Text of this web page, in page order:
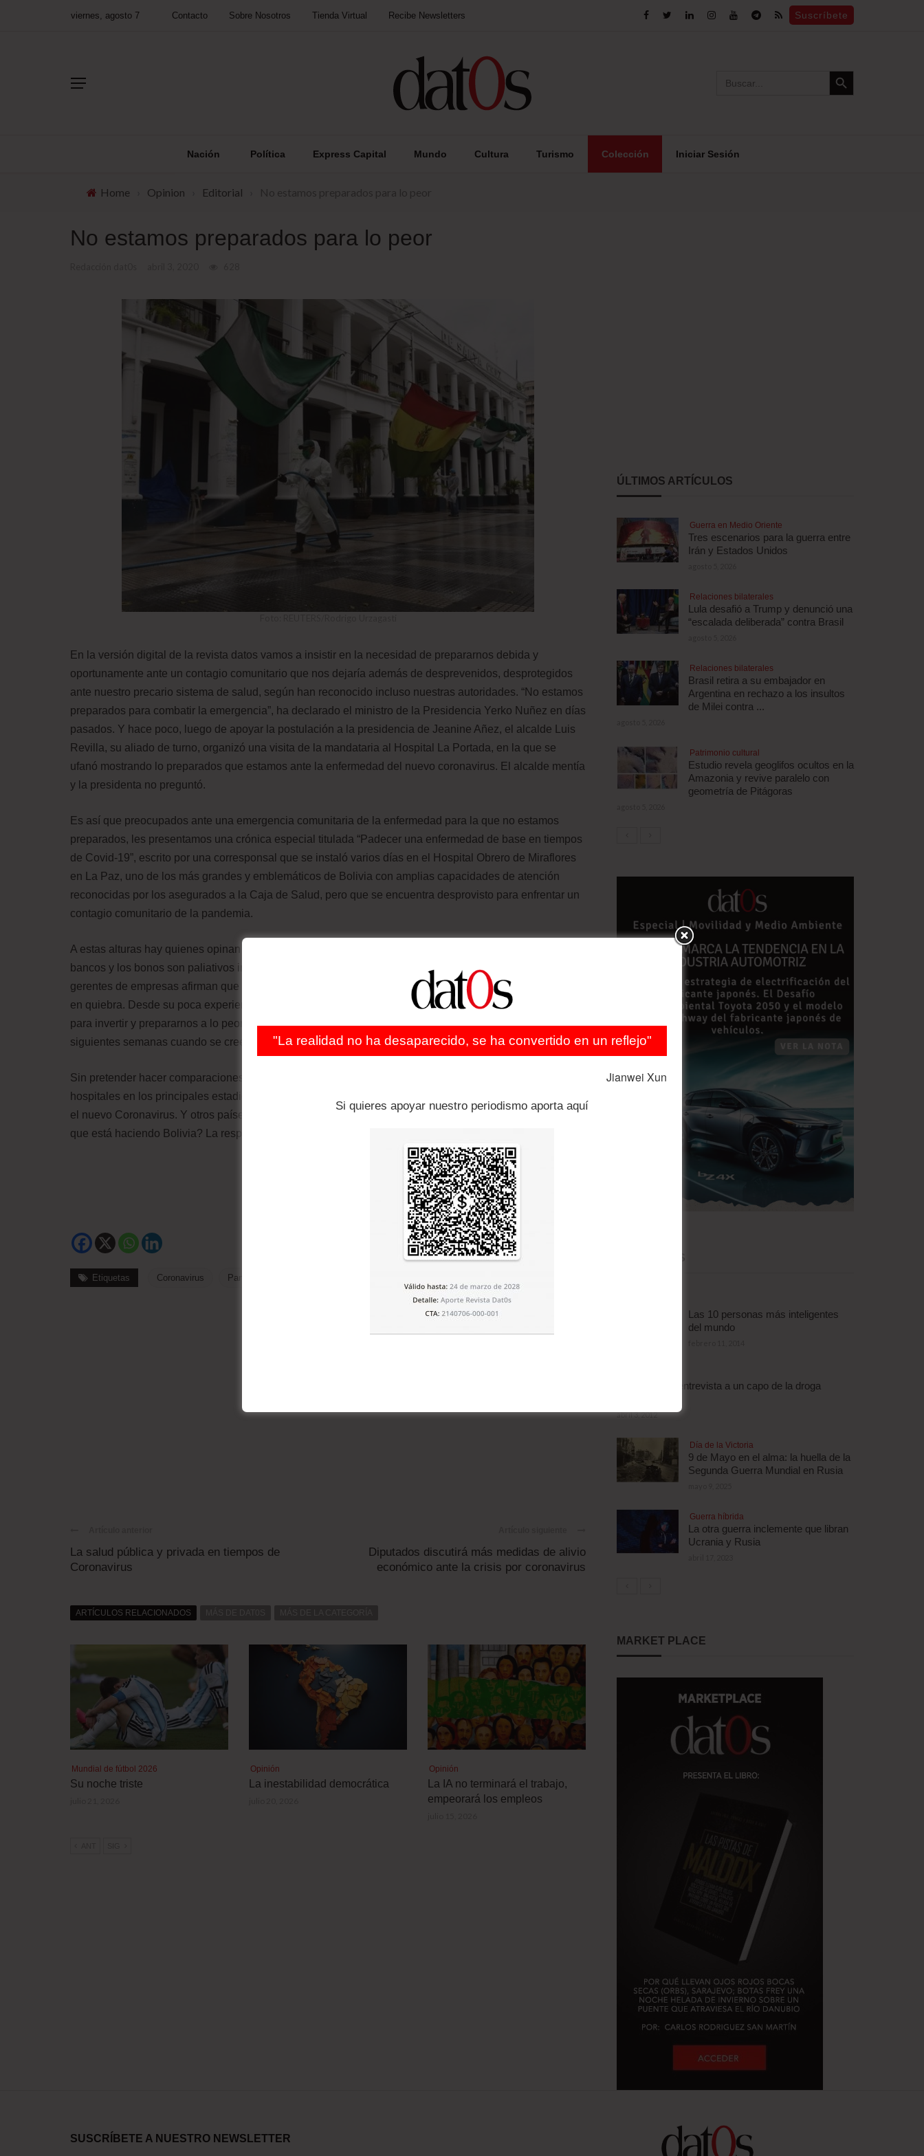
viernes, agosto 7 Contacto Sobre Nosotros Tienda Virtual Recibe Newsletters Suscríbete
for:
Search Button
Nación Política Express Capital Mundo Cultura Turismo Colección Iniciar Sesión
Home Opinion Editorial
No estamos preparados para lo peor
En la versión digital de la revista datos vamos a insistir en la necesidad de prepararnos debida y
oportunamente ante un contagio comunitario que nos dejaría además de desprevenidos, desprotegidos
ante nuestro precario sistema de salud, según han reconocido incluso nuestras autoridades. “No estamos
preparados para combatir la emergencia”, ha declarado el ministro de la Presidencia Yerko Nuñez en días
pasados. Y hace poco, luego de apoyar la postulación a la presidencia de Jeanine Añez, el alcalde Luis
Revilla, su aliado de turno, organizó una visita de la mandataria al Hospital La Portada, en la que se
ufanó mostrando lo preparados que estamos ante la enfermedad del nuevo coronavirus. El alcalde mentía
y la presidenta no preguntó.
Es así que preocupados ante una emergencia comunitaria de la enfermedad para la que no estamos
preparados, les presentamos una crónica especial titulada “Padecer una enfermedad de base en tiempos
de Covid-19”, escrito por una corresponsal que se instaló varios días en el Hospital Obrero de Miraflores
en La Paz, uno de los más grandes y emblemáticos de Bolivia con amplias capacidades de atención
reconocidas por los asegurados a la Caja de Salud, pero que se encuentra desprovisto para enfrentar un
contagio comunitario de la pandemia.
A estas alturas hay quienes opinan que las medidas económicas como la postergación de pagos a los
bancos y los bonos son paliativos insuficientes. Jóvenes con los que conversó dat0s en posición de
gerentes de empresas afirman que de prorrogarse la cuarentena después del 15 de abril, el país entrará
en quiebra. Desde su poca experiencia en el Estado, recomiendan al Gobierno hacer todos los esfuerzos
para invertir y prepararnos a lo peor con hospitales y centros que puedan hacer frente al COVID 19 en las
siguientes semanas cuando se cree que se alcanzará el pico.
Sin pretender hacer comparaciones por la dimensión de cada país, en Brasil sin ir lejos, se han montado
hospitales en los principales estadios, léase Maracaná y otros como medidas preventivas para combatir
el nuevo Coronavirus. Y otros países están preparando contra el tiempo similares medidas ¿Qué es lo
que está haciendo Bolivia? La respuesta en la crónica recomendada a nuestros internautas.
Etiquetas Coronavirus Pandemia
La salud pública y privada en tiempos de
Coronavirus
Diputados discutirá más medidas de alivio
económico ante la crisis por coronavirus
ARTÍCULOS RELACIONADOS
Mundial de fútbol 2026
Su noche triste
Opinión
La inestabilidad democrática
Opinión
La IA no terminará el trabajo,
empeorará los empleos
ÚLTIMOS ARTÍCULOS
Guerra en Medio Oriente
Tres escenarios para la guerra entre
Irán y Estados Unidos
Relaciones bilaterales
Lula desafió a Trump y denunció una
“escalada deliberada” contra Brasil
Relaciones bilaterales
Brasil retira a su embajador en
Argentina en rechazo a los insultos
de Milei contra ...
Patrimonio cultural
Estudio revela geoglifos ocultos en la
Amazonia y revive paralelo con
geometría de Pitágoras
Las 10 personas más inteligentes
del mundo
Escalofriante entrevista a un capo de la droga
abril 3, 2012
Día de la Victoria
9 de Mayo en el alma: la huella de la
Segunda Guerra Mundial en Rusia
Guerra híbrida
La otra guerra inclemente que libran
Ucrania y Rusia
MARKET PLACE
SUSCRÍBETE A NUESTRO NEWSLETTER
"La realidad no ha desaparecido, se ha convertido en un reflejo"
Jianwei Xun
Si quieres apoyar nuestro periodismo aporta aquí